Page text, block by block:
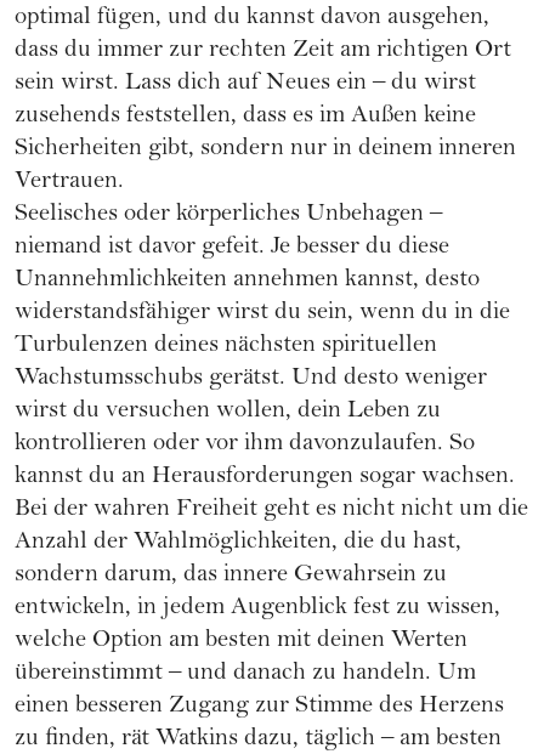
optimal fügen, und du kannst davon ausgehen,
dass du immer zur rechten Zeit am richtigen Ort
sein wirst. Lass dich auf Neues ein – du wirst
zusehends feststellen, dass es im Außen keine
Sicherheiten gibt, sondern nur in deinem inneren
Vertrauen.
Seelisches oder körperliches Unbehagen –
niemand ist davor gefeit. Je besser du diese
Unannehmlichkeiten annehmen kannst, desto
widerstandsfähiger wirst du sein, wenn du in die
Turbulenzen deines nächsten spirituellen
Wachstumsschubs gerätst. Und desto weniger
wirst du versuchen wollen, dein Leben zu
kontrollieren oder vor ihm davonzulaufen. So
kannst du an Herausforderungen sogar wachsen.
Bei der wahren Freiheit geht es nicht nicht um die
Anzahl der Wahlmöglichkeiten, die du hast,
sondern darum, das innere Gewahrsein zu
entwickeln, in jedem Augenblick fest zu wissen,
welche Option am besten mit deinen Werten
übereinstimmt – und danach zu handeln. Um
einen besseren Zugang zur Stimme des Herzens
zu finden, rät Watkins dazu, täglich – am besten